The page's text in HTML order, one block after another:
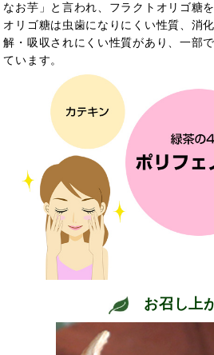
なお芋」と言われ、フラクトオリゴ糖
オリゴ糖は虫歯になりにくい性質、消
解・吸収されにくい性質があり、一部
ています。
お召し上